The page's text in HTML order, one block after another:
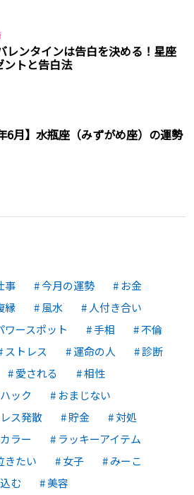
レンタインは告白を決める！星座
ントと告白法
6月】水瓶座（みずがめ座）の運勢
事 今月の運勢
お金
縁 風水
人付き合い
ワースポット 手相
不倫
ストレス 運命の人
診断
愛される
相性
ック
おまじない
ス発散 貯金
対処
ラー
ラッキーアイテム
きたい 女子
みーこ
む 美容